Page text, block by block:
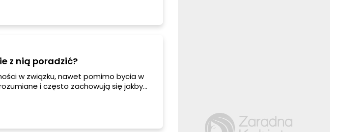
z nią poradzić?
w związku, nawet pomimo bycia w
i często zachowują się jakby